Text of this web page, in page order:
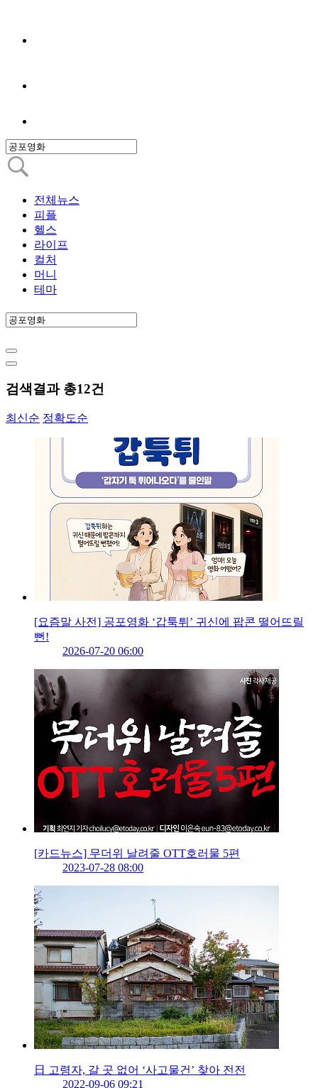
전체뉴스
피플
헬스
라이프
컬처
머니
테마
검색결과 총12건
최신순 정확도순
[요즘말 사전] 공포영화 ‘갑툭튀’ 귀신에 팝콘 떨어뜨릴
뻔!
2026-07-20 06:00
[카드뉴스] 무더위 날려줄 OTT호러물 5편
2023-07-28 08:00
日 고령자, 갈 곳 없어 ‘사고물건’ 찾아 전전
2022-09-06 09:21